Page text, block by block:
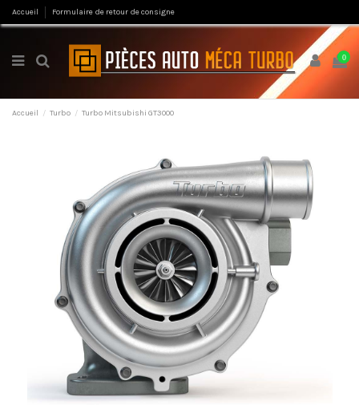
Accueil Formulaire de retour de consigne
0
Accueil Turbo Turbo Mitsubishi GT3000